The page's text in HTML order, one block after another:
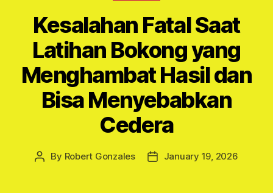
Kesalahan Fatal Saat
Latihan Bokong yang
Menghambat Hasil dan
Bisa Menyebabkan
Cedera
Post
By Robert Gonzales
PostJanuary 19, 2026